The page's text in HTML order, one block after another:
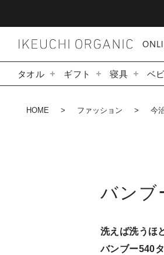
タオル ギフト 寝具 ベ
HOME ファッション 今
バンブ
洗えば洗うほ
バンブー540